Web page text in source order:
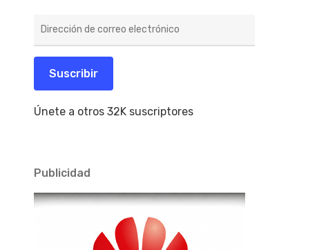
de
electrónico
Suscribir
Únete a otros 32K suscriptores
Publicidad